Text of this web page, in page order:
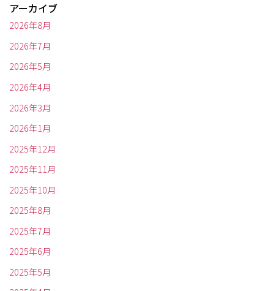
アーカイブ
2026年8月
2026年7月
2026年5月
2026年4月
2026年3月
2026年1月
2025年12月
2025年11月
2025年10月
2025年8月
2025年7月
2025年6月
2025年5月